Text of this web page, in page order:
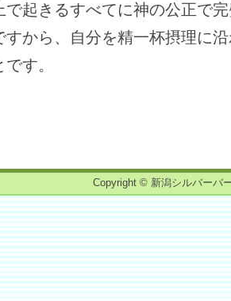
で起きるすべてに神の公正で
すから、自分を精一杯摂理に
です。
Copyright © 新潟シルバーバ